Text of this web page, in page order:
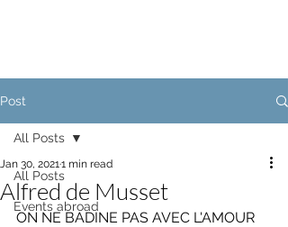
Post
All Posts
Events abroad
All Posts
Alfred de Musset
Jan 30, 20211 min read
ON NE BADINE PAS AVEC L'AMOUR